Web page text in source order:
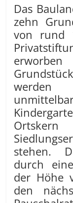
Das
zehn
von rund
werden
stehen.
durch
der Höhe
den